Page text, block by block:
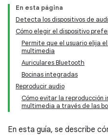
En esta página
Detecta los dispositivos de
Cómo elegir el dispositivo
Permite que el usuario elija
multimedia
Auriculares Bluetooth
Bocinas integradas
Reproducir audio
Cómo evitar la reproducción
multimedia a través de las
En esta guía, se describe